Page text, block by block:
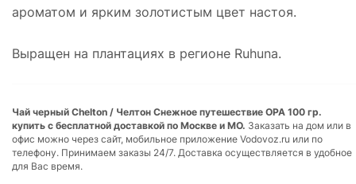
ароматом и ярким золотистым цвет настоя.
Выращен на плантациях в регионе Ruhuna.
Чай черный Chelton / Челтон Снежное путешествие ОРА 100 гр.
купить с бесплатной доставкой по Москве и МО. Заказать на дом или в
офис можно через сайт, мобильное приложение Vodovoz.ru или по
телефону. Принимаем заказы 24/7. Доставка осуществляется в удобное
для Вас время.